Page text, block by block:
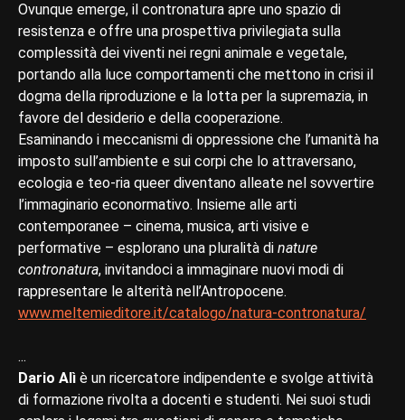
Ovunque emerge, il contronatura apre uno spazio di
resistenza e offre una prospettiva privilegiata sulla
complessità dei viventi nei regni animale e vegetale,
portando alla luce comportamenti che mettono in crisi il
dogma della riproduzione e la lotta per la supremazia, in
favore del desiderio e della cooperazione.
Esaminando i meccanismi di oppressione che l’umanità ha
imposto sull’ambiente e sui corpi che lo attraversano,
ecologia e teo-ria queer diventano alleate nel sovvertire
l’immaginario econormativo. Insieme alle arti
contemporanee – cinema, musica, arti visive e
performative – esplorano una pluralità di nature
contronatura, invitandoci a immaginare nuovi modi di
rappresentare le alterità nell’Antropocene.
www.meltemieditore.it/catalogo/natura-contronatura/
...
Dario Alì è un ricercatore indipendente e svolge attività
di formazione rivolta a docenti e studenti. Nei suoi studi